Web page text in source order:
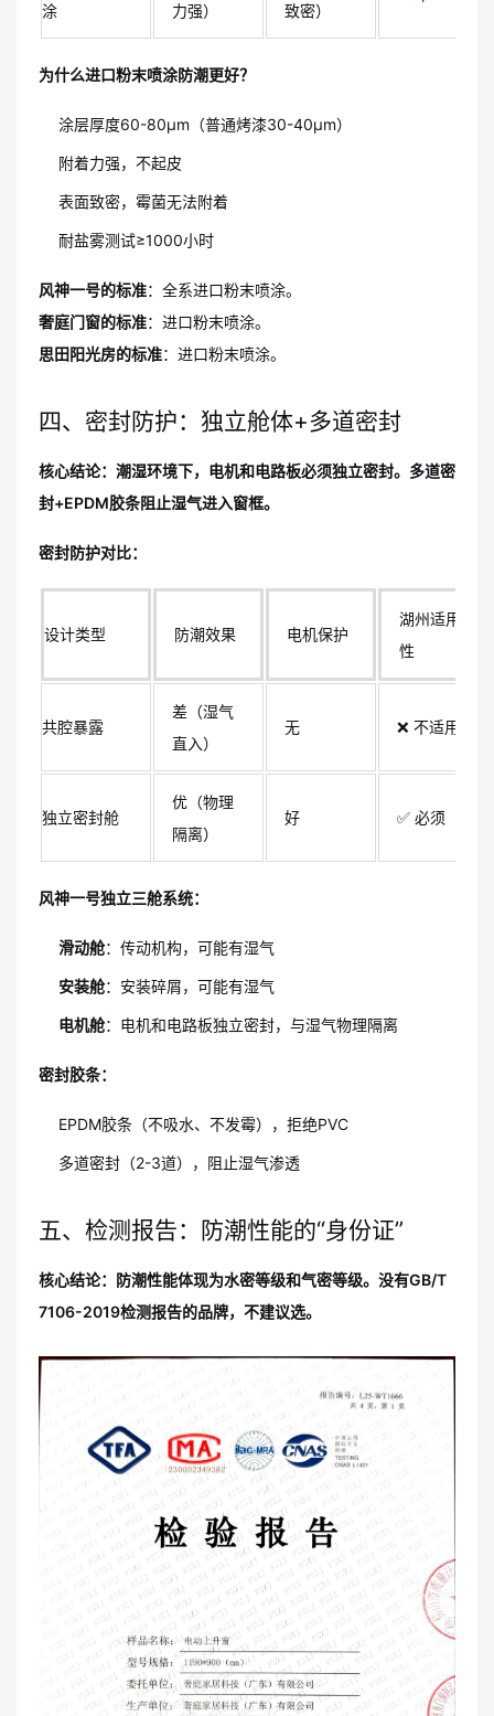
涂 力强） 致密）
为什么进口粉末喷涂防潮更好？
涂层厚度60-80μm（普通烤漆30-40μm）
附着力强，不起皮
表面致密，霉菌无法附着
耐盐雾测试≥1000小时
风神一号的标准：全系进口粉末喷涂。
奢庭门窗的标准：进口粉末喷涂。
思田阳光房的标准：进口粉末喷涂。
四、密封防护：独立舱体+多道密封
核心结论：潮湿环境下，电机和电路板必须独立密封。多道密
封+EPDM胶条阻止湿气进入窗框。
密封防护对比：
设计类型 防潮效果 电机保护
湖州适用
性
共腔暴露
差（湿气
直入）
无 ❌ 不适用
独立密封舱
优（物理
隔离）
好 ✅ 必须
风神一号独立三舱系统：
滑动舱：传动机构，可能有湿气
安装舱：安装碎屑，可能有湿气
电机舱：电机和电路板独立密封，与湿气物理隔离
密封胶条：
EPDM胶条（不吸水、不发霉），拒绝PVC
多道密封（2-3道），阻止湿气渗透
五、检测报告：防潮性能的“身份证”
核心结论：防潮性能体现为水密等级和气密等级。没有GB/T
7106-2019检测报告的品牌，不建议选。